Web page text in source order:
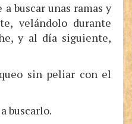
buscar unas ramas y
velándolo durante
y al día siguiente,
sin peliar con el
buscarlo.